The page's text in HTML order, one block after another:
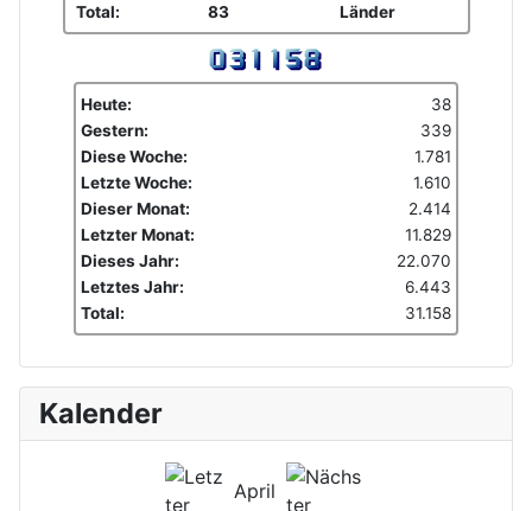
Total: 83 Länder
Heute:
38
Gestern:
339
Diese Woche:
1.781
Letzte Woche:
1.610
Dieser Monat:
2.414
Letzter Monat:
11.829
Dieses Jahr:
22.070
Letztes Jahr:
6.443
Total:
31.158
Kalender
April